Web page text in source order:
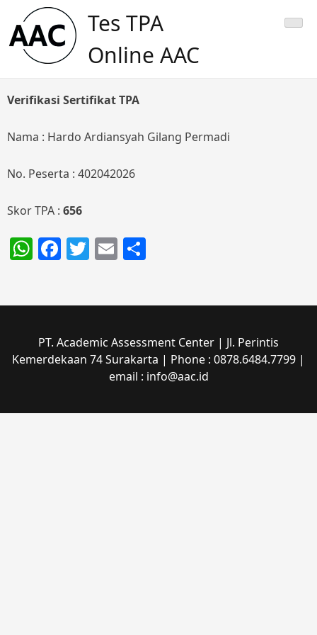
content
Tes TPA
Online AAC
Verifikasi Sertifikat TPA
Nama : Hardo Ardiansyah Gilang Permadi
No. Peserta : 402042026
Skor TPA : 656
WhatsApp
Facebook
Twitter
Email
PT. Academic Assessment Center | Jl. Perintis
Kemerdekaan 74 Surakarta | Phone : 0878.6484.7799 |
email : info@aac.id